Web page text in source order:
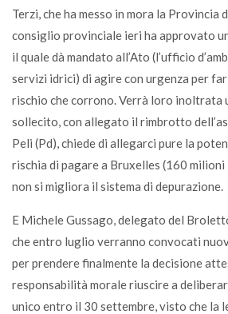
Terzi, che ha messo in mora la Provincia
consiglio provinciale ieri ha approvato
il quale dà mandato all’Ato (l’ufficio
servizi idrici) di agire con urgenza per
rischio che corrono. Verrà loro inoltrata
sollecito, con allegato il rimbrotto
Peli (Pd), chiede di allegarci pure la
rischia di pagare a Bruxelles (160 milioni
non si migliora il sistema di depurazione.
E Michele Gussago, delegato del
che entro luglio verranno convocati
per prendere finalmente la decisione
responsabilità morale riuscire a
unico entro il 30 settembre, visto che la